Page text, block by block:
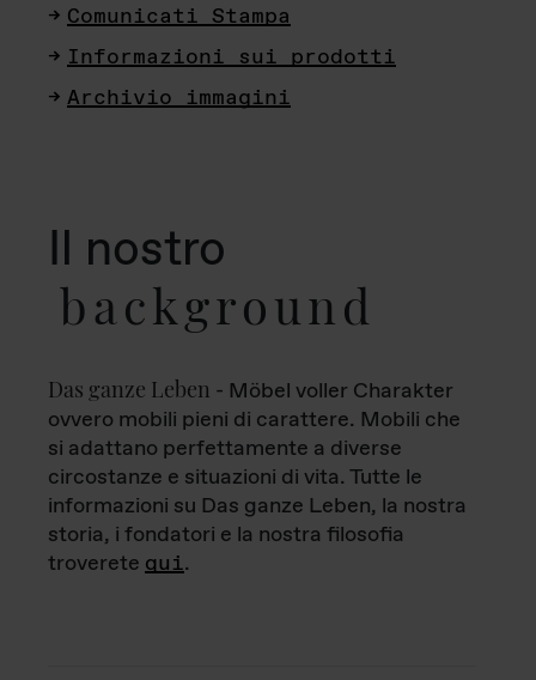
Comunicati Stampa
Informazioni sui prodotti
Archivio immagini
Il nostro
background
Das ganze Leben - Möbel voller Charakter
ovvero mobili pieni di carattere. Mobili che
si adattano perfettamente a diverse
circostanze e situazioni di vita. Tutte le
informazioni su Das ganze Leben, la nostra
storia, i fondatori e la nostra filosofia
troverete qui.